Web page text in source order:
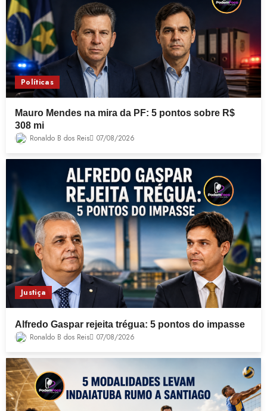
Políticas
Mauro Mendes na mira da PF: 5 pontos sobre R$
308 mi
Ronaldo B dos Reis 07/08/2026
Justiça
Alfredo Gaspar rejeita trégua: 5 pontos do impasse
Ronaldo B dos Reis 07/08/2026